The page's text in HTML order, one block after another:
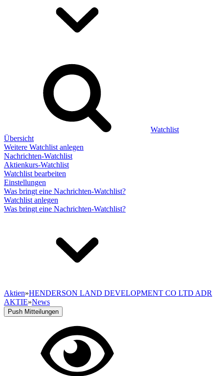
Watchlist
Übersicht
Weitere Watchlist anlegen
Nachrichten-Watchlist
Aktienkurs-Watchlist
Watchlist bearbeiten
Einstellungen
Was bringt eine Nachrichten-Watchlist?
Watchlist anlegen
Was bringt eine Nachrichten-Watchlist?
Aktien»HENDERSON LAND DEVELOPMENT CO LTD ADR
AKTIE»News
Push Mitteilungen